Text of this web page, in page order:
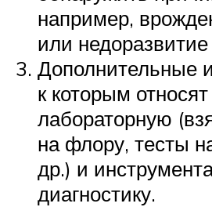
например,
или
Дополнительные
к которым относят
лабораторную
на флору, тесты
др.) и
диагностику.